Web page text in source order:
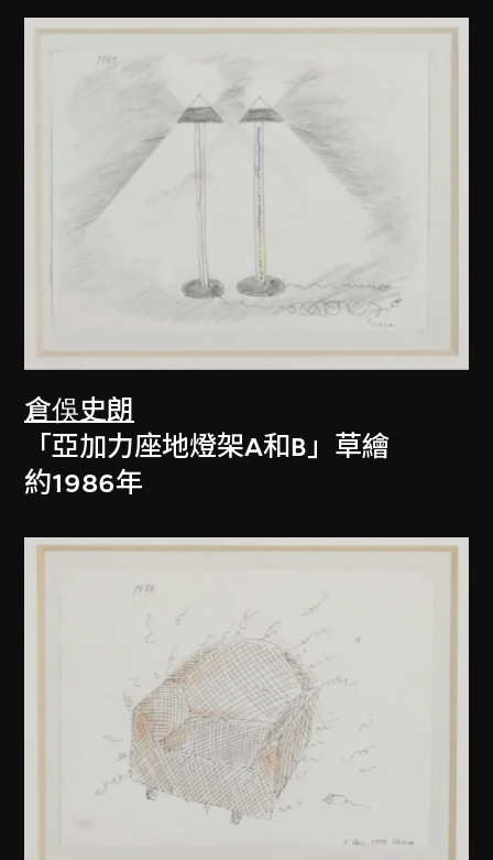
倉俁史朗
「亞加力座地燈架A和B」草繪
約1986年